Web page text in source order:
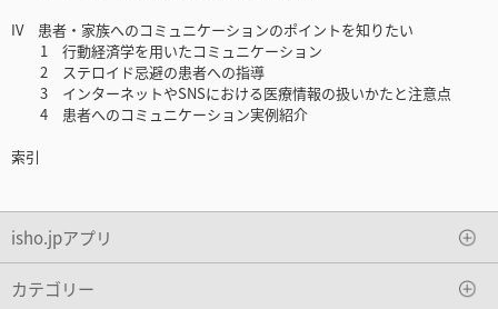
IV 患者・家族へのコミュニケーションのポイントを知りたい
1 行動経済学を用いたコミュニケーション
2 ステロイド忌避の患者への指導
3 インターネットやSNSにおける医療情報の扱いかたと注意点
4 患者へのコミュニケーション実例紹介
索引
isho.jpアプリ
カテゴリー